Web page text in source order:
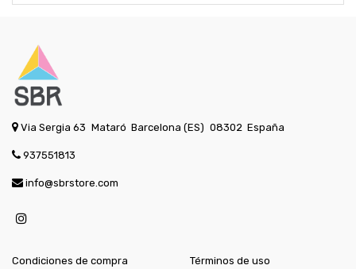
Via Sergia 63 Mataró Barcelona (ES) 08302 España
937551813
info@sbrstore.com
Condiciones de compra Términos de uso